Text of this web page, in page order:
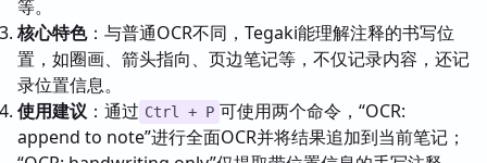
等。
核心特色：与普通OCR不同，Tegaki能理解注释的书写位
置，如圈画、箭头指向、页边笔记等，不仅记录内容，还记
录位置信息。
使用建议 ：通过 Ctrl + P 可使用两个命令，“OCR:
append to note”进行全面OCR并将结果追加到当前笔记；